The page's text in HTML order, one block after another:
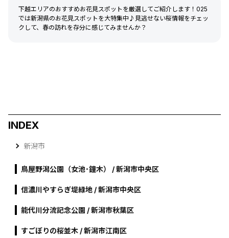
下越エリアのおすすめお花見スポットを厳選してご紹介します！025
では新潟県のお花見スポットを大特集中♪見逃せない桜情報をチェッ
クして、春の訪れを存分に感じてみませんか？
INDEX
新潟市
鳥屋野潟公園（女池･鐘木） / 新潟市中央区
信濃川やすらぎ堤緑地 / 新潟市中央区
能代川分流記念公園 / 新潟市秋葉区
すごぼりの桜並木 / 新潟市江南区